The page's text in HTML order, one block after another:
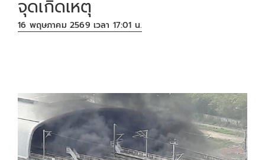
จุดเกิดเหตุ
16 พฤษภาคม 2569 เวลา 17:01 น.